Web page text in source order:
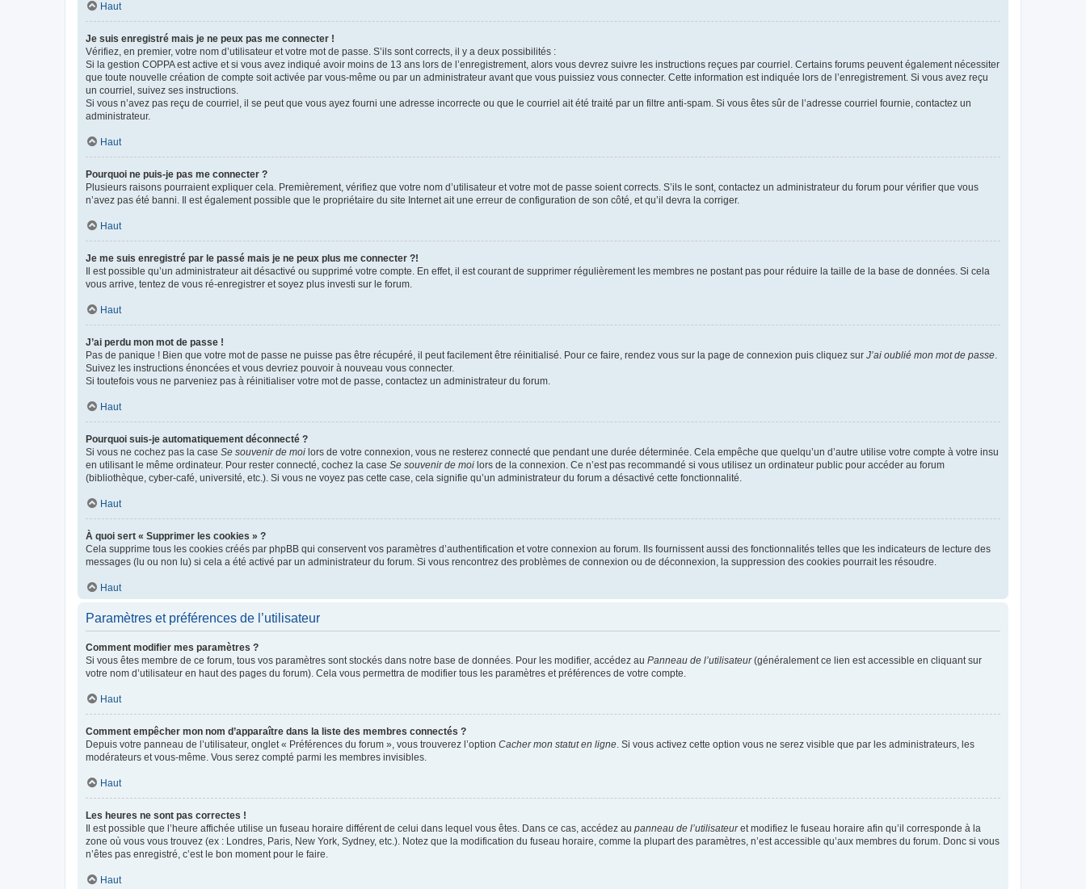
Haut
Je suis enregistré mais je ne peux pas me connecter !
Vérifiez, en premier, votre nom d’utilisateur et votre mot de passe. S’ils sont corrects, il y a deux possibilités :
Si la gestion COPPA est active et si vous avez indiqué avoir moins de 13 ans lors de l’enregistrement, alors vous devrez suivre les instructions reçues par courriel. Certains forums peuvent également nécessiter
que toute nouvelle création de compte soit activée par vous-même ou par un administrateur avant que vous puissiez vous connecter. Cette information est indiquée lors de l’enregistrement. Si vous avez reçu
un courriel, suivez ses instructions.
Si vous n’avez pas reçu de courriel, il se peut que vous ayez fourni une adresse incorrecte ou que le courriel ait été traité par un filtre anti-spam. Si vous êtes sûr de l’adresse courriel fournie, contactez un
administrateur.
Haut
Pourquoi ne puis-je pas me connecter ?
Plusieurs raisons pourraient expliquer cela. Premièrement, vérifiez que votre nom d’utilisateur et votre mot de passe soient corrects. S’ils le sont, contactez un administrateur du forum pour vérifier que vous
n’avez pas été banni. Il est également possible que le propriétaire du site Internet ait une erreur de configuration de son côté, et qu’il devra la corriger.
Haut
Je me suis enregistré par le passé mais je ne peux plus me connecter ?!
Il est possible qu’un administrateur ait désactivé ou supprimé votre compte. En effet, il est courant de supprimer régulièrement les membres ne postant pas pour réduire la taille de la base de données. Si cela
vous arrive, tentez de vous ré-enregistrer et soyez plus investi sur le forum.
Haut
J’ai perdu mon mot de passe !
Pas de panique ! Bien que votre mot de passe ne puisse pas être récupéré, il peut facilement être réinitialisé. Pour ce faire, rendez vous sur la page de connexion puis cliquez sur J’ai oublié mon mot de passe.
Suivez les instructions énoncées et vous devriez pouvoir à nouveau vous connecter.
Si toutefois vous ne parveniez pas à réinitialiser votre mot de passe, contactez un administrateur du forum.
Haut
Pourquoi suis-je automatiquement déconnecté ?
Si vous ne cochez pas la case Se souvenir de moi lors de votre connexion, vous ne resterez connecté que pendant une durée déterminée. Cela empêche que quelqu’un d’autre utilise votre compte à votre insu
en utilisant le même ordinateur. Pour rester connecté, cochez la case Se souvenir de moi lors de la connexion. Ce n’est pas recommandé si vous utilisez un ordinateur public pour accéder au forum
(bibliothèque, cyber-café, université, etc.). Si vous ne voyez pas cette case, cela signifie qu’un administrateur du forum a désactivé cette fonctionnalité.
Haut
À quoi sert « Supprimer les cookies » ?
Cela supprime tous les cookies créés par phpBB qui conservent vos paramètres d’authentification et votre connexion au forum. Ils fournissent aussi des fonctionnalités telles que les indicateurs de lecture des
messages (lu ou non lu) si cela a été activé par un administrateur du forum. Si vous rencontrez des problèmes de connexion ou de déconnexion, la suppression des cookies pourrait les résoudre.
Haut
Paramètres et préférences de l’utilisateur
Comment modifier mes paramètres ?
Si vous êtes membre de ce forum, tous vos paramètres sont stockés dans notre base de données. Pour les modifier, accédez au Panneau de l’utilisateur(généralement ce lien est accessible en cliquant sur
votre nom d’utilisateur en haut des pages du forum). Cela vous permettra de modifier tous les paramètres et préférences de votre compte.
Haut
Comment empêcher mon nom d’apparaître dans la liste des membres connectés ?
Depuis votre panneau de l’utilisateur, onglet « Préférences du forum », vous trouverez l’option Cacher mon statut en ligne. Si vous activez cette option vous ne serez visible que par les administrateurs, les
modérateurs et vous-même. Vous serez compté parmi les membres invisibles.
Haut
Les heures ne sont pas correctes !
Il est possible que l’heure affichée utilise un fuseau horaire différent de celui dans lequel vous êtes. Dans ce cas, accédez au panneau de l’utilisateuret modifiez le fuseau horaire afin qu’il corresponde à la
zone où vous vous trouvez (ex : Londres, Paris, New York, Sydney, etc.). Notez que la modification du fuseau horaire, comme la plupart des paramètres, n’est accessible qu’aux membres du forum. Donc si vous
n’êtes pas enregistré, c’est le bon moment pour le faire.
Haut